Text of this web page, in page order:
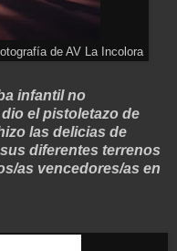
de AV La Incolora
infantil no
el pistoletazo de
las delicias de
diferentes terrenos
as vencedores/as en